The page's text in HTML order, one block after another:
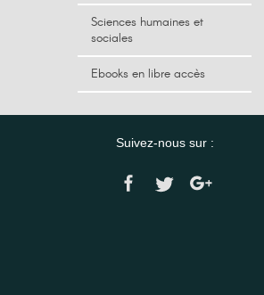
Sciences humaines et
sociales
Ebooks en libre accès
Suivez-nous sur :